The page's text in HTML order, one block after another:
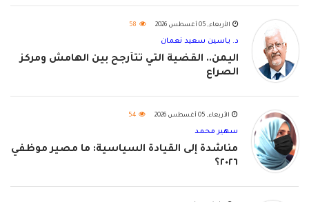
الأربعاء, 05 أغسطس 2026 58
د. ياسين سعيد نعمان
اليمن.. القضية التي تتأرجح بين الهامش ومركز
الصراع
الأربعاء, 05 أغسطس 2026 54
سهير محمد
مناشدة إلى القيادة السياسية: ما مصير موظفي
٢٠٢٦؟